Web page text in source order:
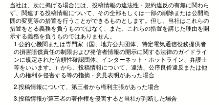
当社は、次に掲げる場合には、投稿情報の違法性・規約違反の有無に関わら
ず、関連する投稿情報について、その全部もしくは一部の削除または公開範
囲の変更等の措置を行うことができるものとします。但し、当社はこれらの
措置をとる義務を負うものではなく、また、これらの措置を講じた理由を開
示する義務を負うものではありません。
1.公的な機関または専門家（国、地方公共団体、特定電気通信役務提供者
の損害賠償責任の制限および発信者情報の開示に関する法律のガイドライ
ンに規定された信頼性確認団体、インターネット・ホットライン、弁護士
等をいいます。）から、投稿情報について、違法、公序良俗違反または他
人の権利を侵害する等の指摘・意見表明があった場合
2.投稿情報について、第三者から権利主張があった場合
3.投稿情報が第三者の著作権を侵害すると当社が判断した場合